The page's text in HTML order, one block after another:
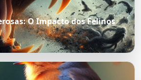
O Impacto dos Felinos